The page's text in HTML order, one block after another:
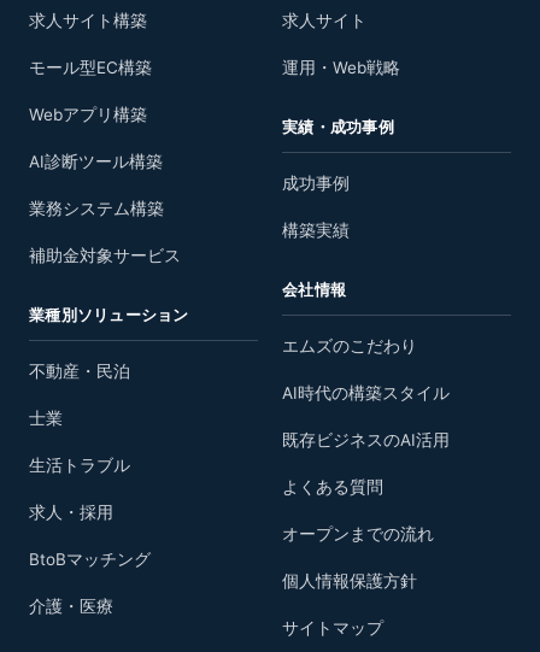
求人サイト構築
モール型EC構築
Webアプリ構築
AI診断ツール構築
業務システム構築
補助金対象サービス
業種別ソリューション
不動産・民泊
士業
生活トラブル
求人・採用
BtoBマッチング
介護・医療
求人サイト
運用・Web戦略
実績・成功事例
成功事例
構築実績
会社情報
エムズのこだわり
AI時代の構築スタイル
既存ビジネスのAI活用
よくある質問
オープンまでの流れ
個人情報保護方針
サイトマップ